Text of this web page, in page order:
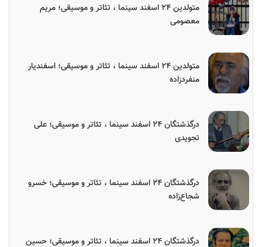
متولدین ۲۴ اسفند سینما ، تئاتر و موسیقی؛ مریم
معصومی
متولدین ۲۴ اسفند سینما ، تئاتر و موسیقی؛ اسفندیار
منفردزاده
درگذشتگان ۲۴ اسفند سینما ، تئاتر و موسیقی؛ علی
تجویدی
درگذشتگان ۲۴ اسفند سینما ، تئاتر و موسیقی؛ خسرو
شجاع‌زاده
درگذشتگان ۲۴ اسفند سینما ، تئاتر و موسیقی؛ حسین